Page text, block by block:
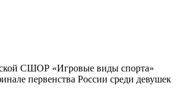
СШОР «Игровые виды спорта»
первенства России среди девушек